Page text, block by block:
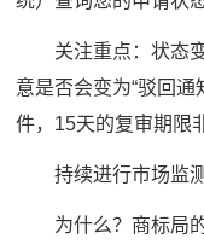
关注重点：状态变
意是否会变为“驳回通
件，15天的复审期限
持续进行市场监测
为什么？商标局的